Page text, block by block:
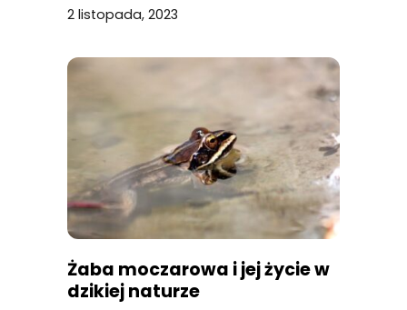
2 listopada, 2023
Żaba moczarowa i jej życie w
dzikiej naturze